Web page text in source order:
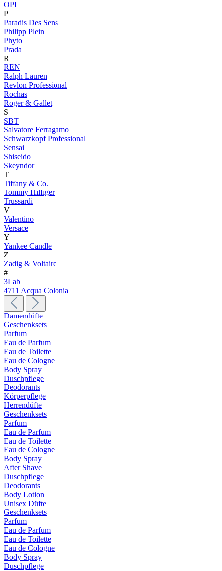
OPI
P
Paradis Des Sens
Philipp Plein
Phyto
Prada
R
REN
Ralph Lauren
Revlon Professional
Rochas
Roger & Gallet
S
SBT
Salvatore Ferragamo
Schwarzkopf Professional
Sensai
Shiseido
Skeyndor
T
Tiffany & Co.
Tommy Hilfiger
Trussardi
V
Valentino
Versace
Y
Yankee Candle
Z
Zadig & Voltaire
#
3Lab
4711 Acqua Colonia
Damendüfte
Geschenksets
Parfum
Eau de Parfum
Eau de Toilette
Eau de Cologne
Body Spray
Duschpflege
Deodorants
Körperpflege
Herrendüfte
Geschenksets
Parfum
Eau de Parfum
Eau de Toilette
Eau de Cologne
Body Spray
After Shave
Duschpflege
Deodorants
Body Lotion
Unisex Düfte
Geschenksets
Parfum
Eau de Parfum
Eau de Toilette
Eau de Cologne
Body Spray
Duschpflege